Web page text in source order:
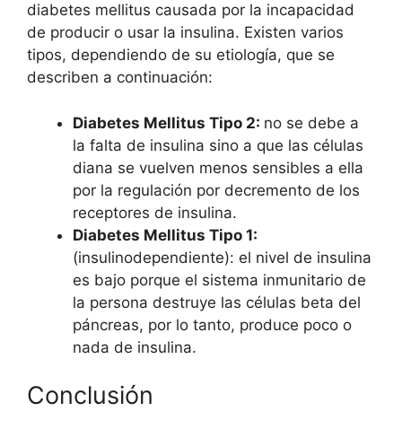
diabetes mellitus causada por la incapacidad
de producir o usar la insulina. Existen varios
tipos, dependiendo de su etiología, que se
describen a continuación:
Diabetes Mellitus Tipo 2: no se debe a
la falta de insulina sino a que las células
diana se vuelven menos sensibles a ella
por la regulación por decremento de los
receptores de insulina.
Diabetes Mellitus Tipo 1:
(insulinodependiente): el nivel de insulina
es bajo porque el sistema inmunitario de
la persona destruye las células beta del
páncreas, por lo tanto, produce poco o
nada de insulina.
Conclusión